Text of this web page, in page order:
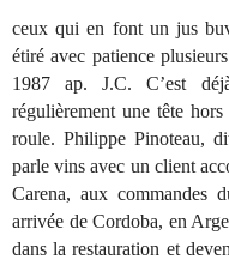
ceux qui en font un jus
étiré avec patience
1987 ap. J.C. C’est
régulièrement une tête
roule. Philippe Pinoteau,
parle vins avec un client
Carena, aux commandes
arrivée de Cordoba, en
dans la restauration et